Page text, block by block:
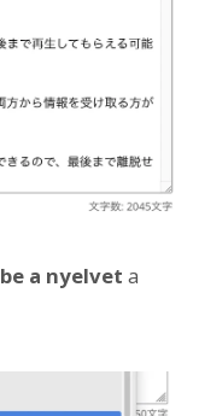
a nyelvet a